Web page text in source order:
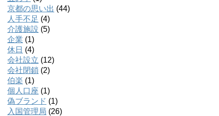
京都の思い出 (44)
人手不足 (4)
介護施設 (5)
企業 (1)
休日 (4)
会社設立 (12)
会社閉鎖 (2)
伯楽 (1)
個人口座 (1)
偽ブランド (1)
入国管理局 (26)